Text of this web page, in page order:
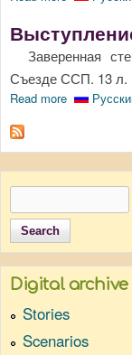
Заверенная
Съезде ССП. 13 л.
Read more about
Digital archive
Stories
Scenarios